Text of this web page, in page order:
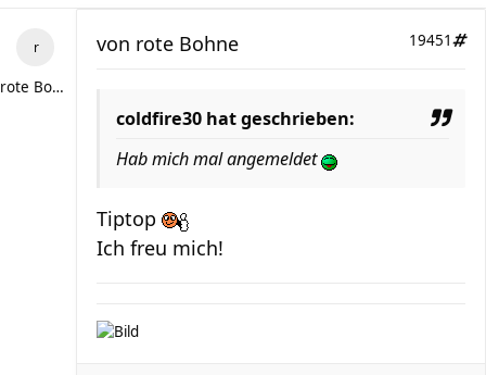
rote Bohne
19451
von rote Bohne
coldfire30 hat geschrieben:
Hab mich mal angemeldet
Tiptop
Ich freu mich!